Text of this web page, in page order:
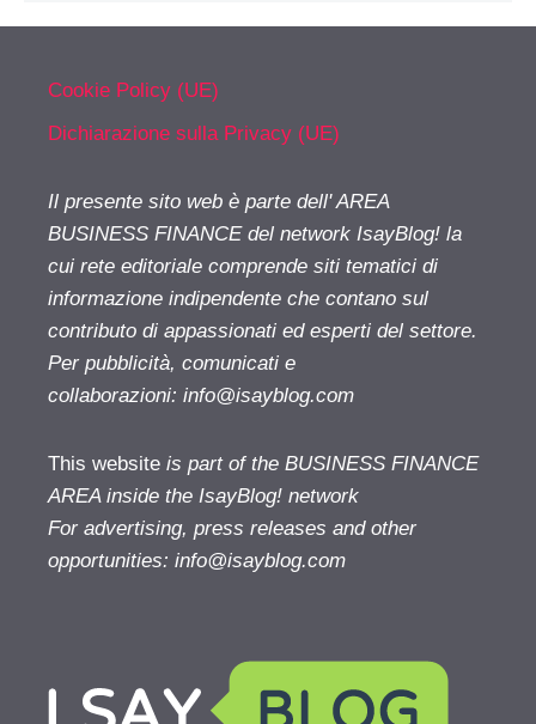
Cookie Policy (UE)
Dichiarazione sulla Privacy (UE)
Il presente sito web è parte dell' AREA
BUSINESS FINANCE del network IsayBlog! la
cui rete editoriale comprende siti tematici di
informazione indipendente che contano sul
contributo di appassionati ed esperti del settore.
Per pubblicità, comunicati e
collaborazioni: info@isayblog.com
This website is part of the BUSINESS FINANCE
AREA inside the IsayBlog! network
For advertising, press releases and other
opportunities: info@isayblog.com